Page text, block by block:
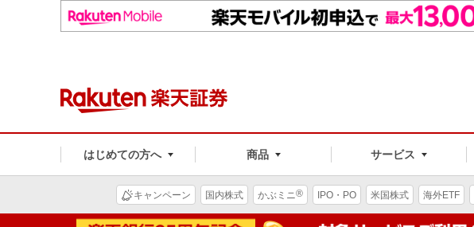
はじめての方へ 商品 サービス
キャンペーン 国内株式 かぶミニ® IPO・PO 米国株式 海外ETF